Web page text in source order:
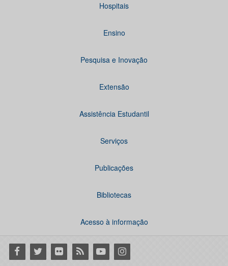
Hospitais
Ensino
Pesquisa e Inovação
Extensão
Assistência Estudantil
Serviços
Publicações
Bibliotecas
Acesso à informação
Facebook
Twitter Flickr RSS YoutubeInstagram